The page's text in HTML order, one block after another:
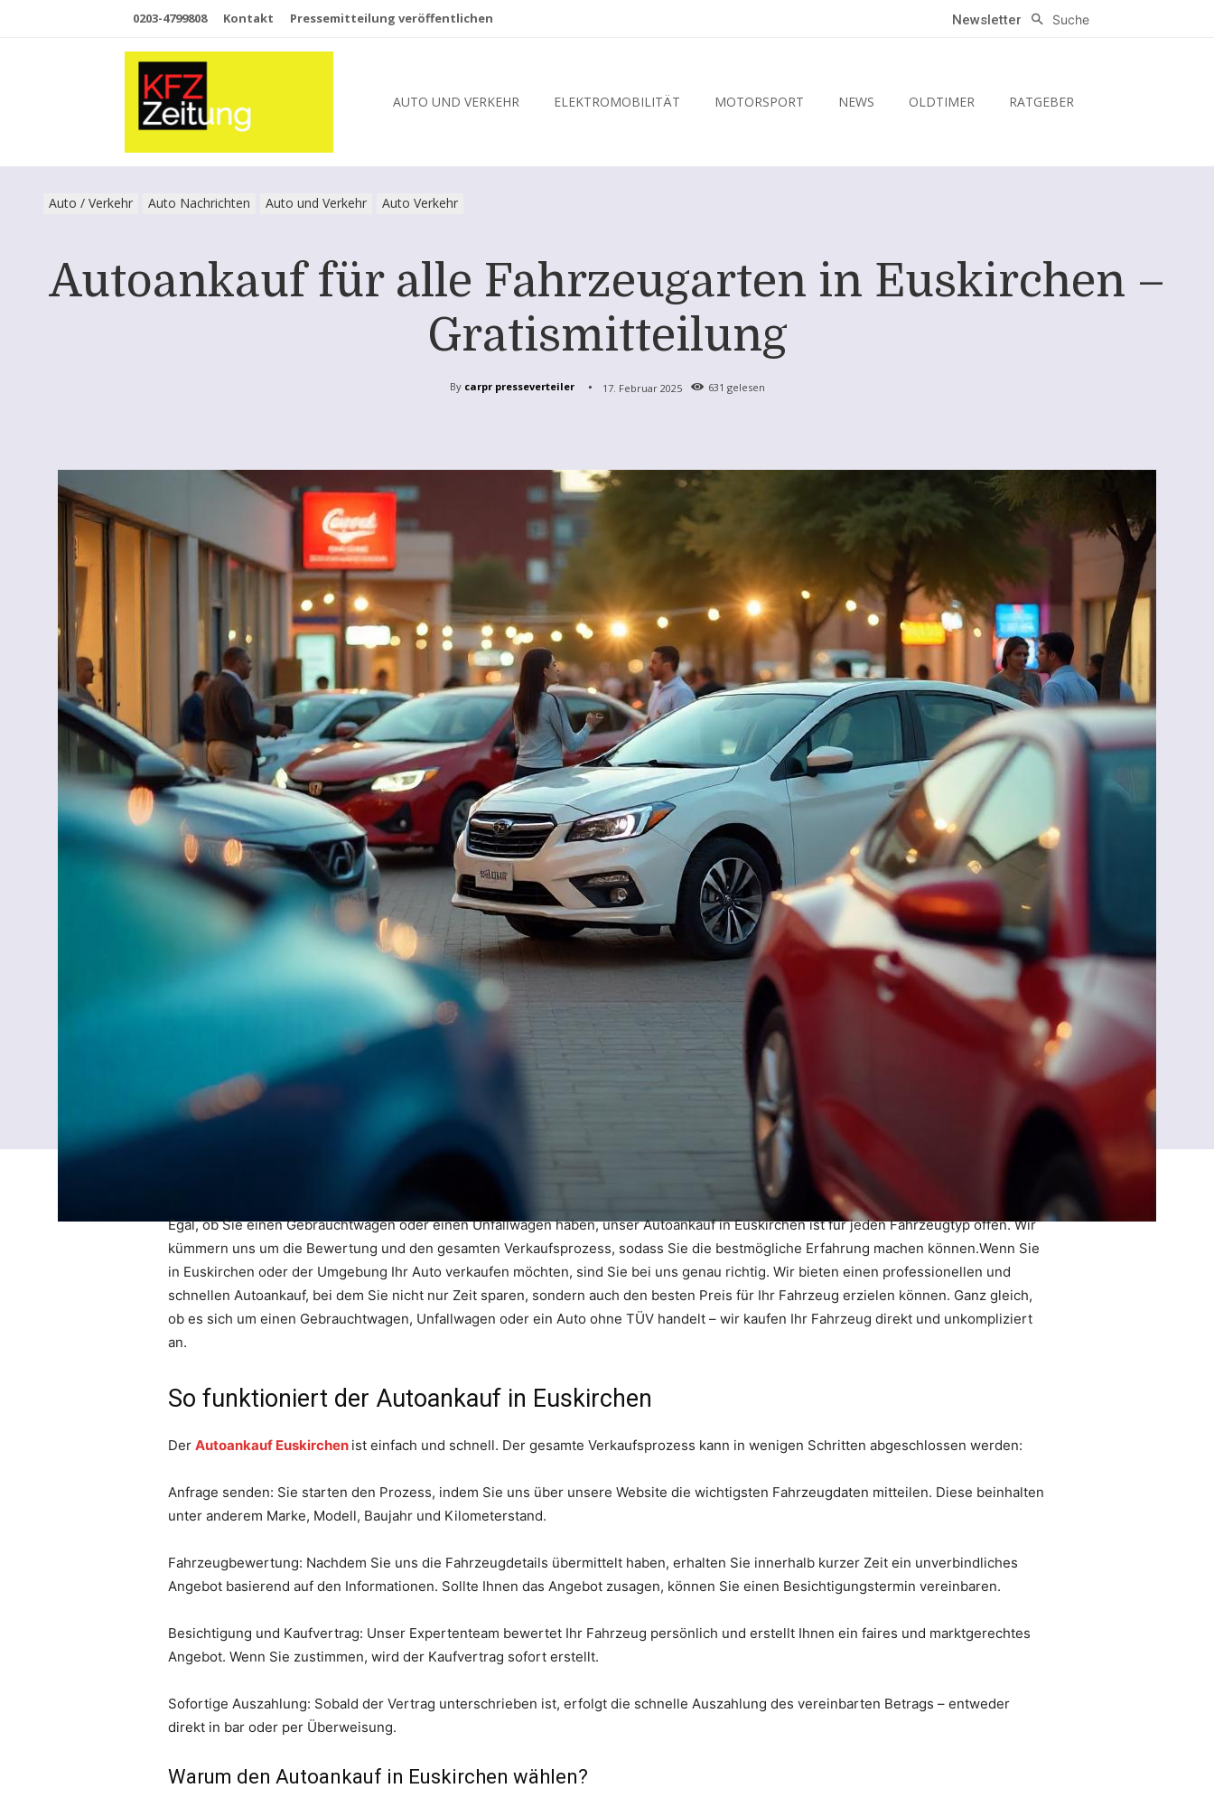
0203-4799808 Kontakt Pressemitteilung veröffentlichen Newsletter Suche
AUTO UND VERKEHR ELEKTROMOBILITÄT MOTORSPORT NEWS OLDTIMER RATGEBER
Auto / Verkehr Auto Nachrichten Auto und Verkehr Auto Verkehr
Autoankauf für alle Fahrzeugarten in Euskirchen –
Gratismitteilung
By carpr presseverteiler 17. Februar 2025 631 gelesen
Egal, ob Sie einen Gebrauchtwagen oder einen Unfallwagen haben, unser Autoankauf in Euskirchen ist für jeden Fahrzeugtyp offen. Wir
kümmern uns um die Bewertung und den gesamten Verkaufsprozess, sodass Sie die bestmögliche Erfahrung machen können.Wenn Sie
in Euskirchen oder der Umgebung Ihr Auto verkaufen möchten, sind Sie bei uns genau richtig. Wir bieten einen professionellen und
schnellen Autoankauf, bei dem Sie nicht nur Zeit sparen, sondern auch den besten Preis für Ihr Fahrzeug erzielen können. Ganz gleich,
ob es sich um einen Gebrauchtwagen, Unfallwagen oder ein Auto ohne TÜV handelt – wir kaufen Ihr Fahrzeug direkt und unkompliziert
an.
So funktioniert der Autoankauf in Euskirchen
Der Autoankauf Euskirchen ist einfach und schnell. Der gesamte Verkaufsprozess kann in wenigen Schritten abgeschlossen werden:
Anfrage senden: Sie starten den Prozess, indem Sie uns über unsere Website die wichtigsten Fahrzeugdaten mitteilen. Diese beinhalten
unter anderem Marke, Modell, Baujahr und Kilometerstand.
Fahrzeugbewertung: Nachdem Sie uns die Fahrzeugdetails übermittelt haben, erhalten Sie innerhalb kurzer Zeit ein unverbindliches
Angebot basierend auf den Informationen. Sollte Ihnen das Angebot zusagen, können Sie einen Besichtigungstermin vereinbaren.
Besichtigung und Kaufvertrag: Unser Expertenteam bewertet Ihr Fahrzeug persönlich und erstellt Ihnen ein faires und marktgerechtes
Angebot. Wenn Sie zustimmen, wird der Kaufvertrag sofort erstellt.
Sofortige Auszahlung: Sobald der Vertrag unterschrieben ist, erfolgt die schnelle Auszahlung des vereinbarten Betrags – entweder
direkt in bar oder per Überweisung.
Warum den Autoankauf in Euskirchen wählen?